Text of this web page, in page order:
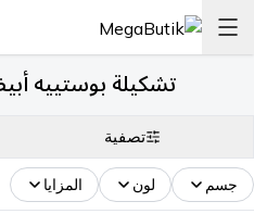
تشكيلة بوستييه
تصفية
جسم لون المزايا